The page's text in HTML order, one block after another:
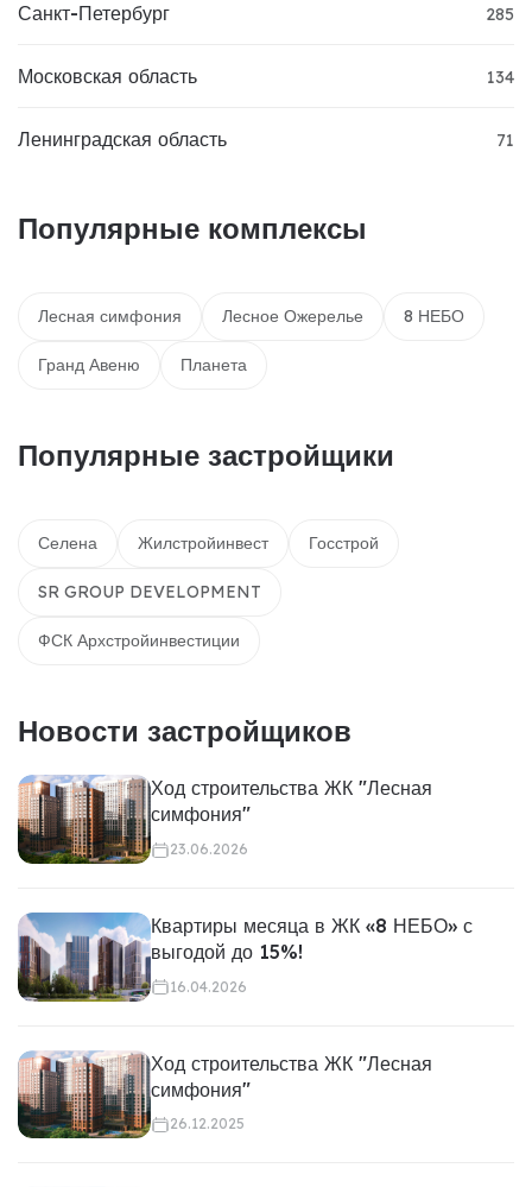
Санкт-Петербург 285
Московская область 134
Ленинградская область 71
Популярные комплексы
Лесная симфония Лесное Ожерелье 8 НЕБО
Гранд Авеню Планета
Популярные застройщики
Селена Жилстройинвест Госстрой
SR GROUP DEVELOPMENT
ФСК Архстройинвестиции
Новости застройщиков
Ход строительства ЖК "Лесная
симфония"
23.06.2026
Квартиры месяца в ЖК «8 НЕБО» с
выгодой до 15%!
16.04.2026
Ход строительства ЖК "Лесная
симфония"
26.12.2025